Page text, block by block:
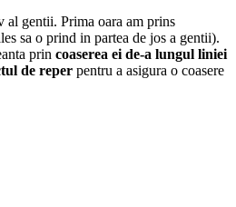
al gentii. Prima oara am prins
sa o prind in partea de jos a gentii).
prin coaserea ei de-a lungul liniei
de reper pentru a asigura o coasere